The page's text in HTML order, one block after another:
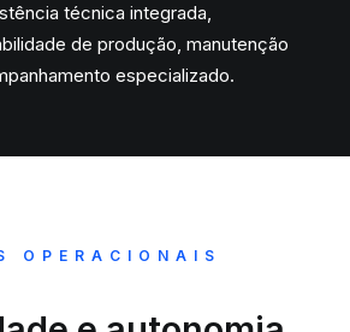
técnica integrada,
de produção, manutenção
especializado.
OPERACIONAIS